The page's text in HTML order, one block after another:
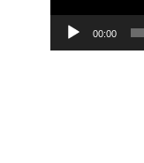
00:00